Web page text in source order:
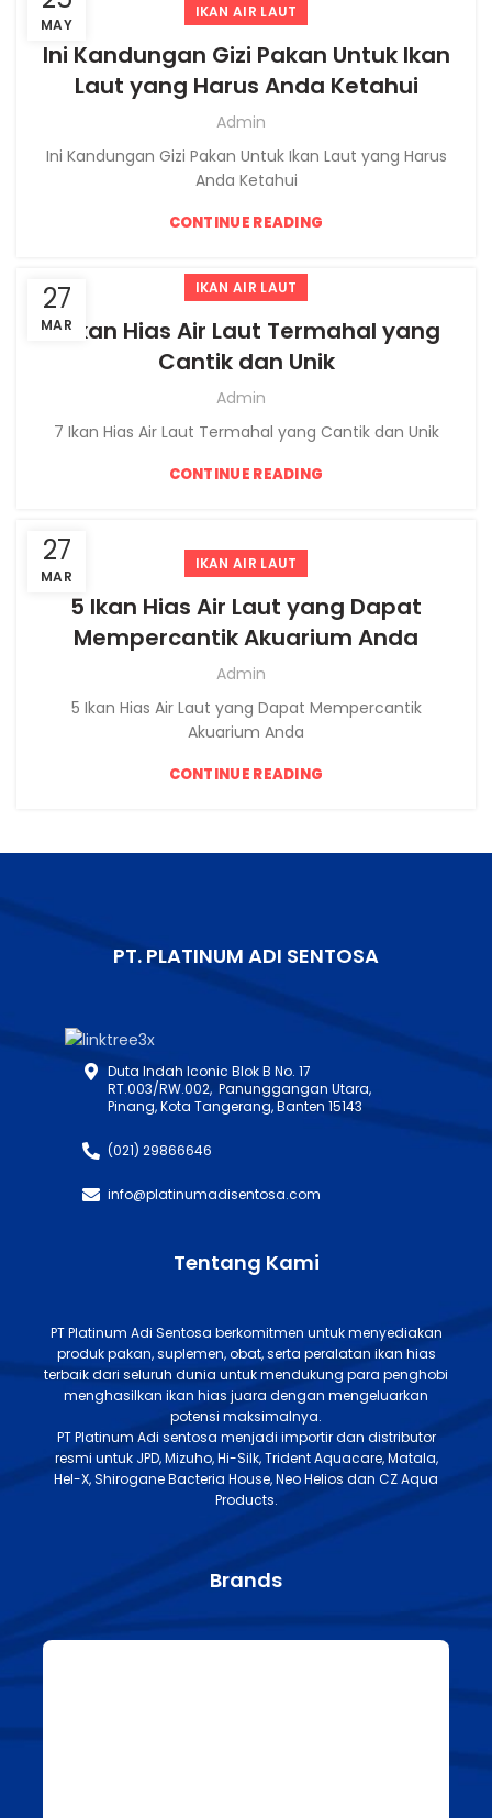
MAY
IKAN AIR LAUT
Ini Kandungan Gizi Pakan Untuk Ikan
Laut yang Harus Anda Ketahui
Admin
Ini Kandungan Gizi Pakan Untuk Ikan Laut yang Harus
Anda Ketahui
CONTINUE READING
27
MAR
IKAN AIR LAUT
7 Ikan Hias Air Laut Termahal yang
Cantik dan Unik
Admin
7 Ikan Hias Air Laut Termahal yang Cantik dan Unik
CONTINUE READING
27
MAR
IKAN AIR LAUT
5 Ikan Hias Air Laut yang Dapat
Mempercantik Akuarium Anda
Admin
5 Ikan Hias Air Laut yang Dapat Mempercantik
Akuarium Anda
CONTINUE READING
PT. PLATINUM ADI SENTOSA
Duta Indah Iconic Blok B No. 17
RT.003/RW.002, Panunggangan Utara,
Pinang, Kota Tangerang, Banten 15143
(021) 29866646
info@platinumadisentosa.com
Tentang Kami
PT Platinum Adi Sentosa berkomitmen untuk menyediakan
produk pakan, suplemen, obat, serta peralatan ikan hias
terbaik dari seluruh dunia untuk mendukung para penghobi
menghasilkan ikan hias juara dengan mengeluarkan
potensi maksimalnya.
PT Platinum Adi sentosa menjadi importir dan distributor
resmi untuk JPD, Mizuho, Hi-Silk, Trident Aquacare, Matala,
Hel-X, Shirogane Bacteria House, Neo Helios dan CZ Aqua
Products.
Brands